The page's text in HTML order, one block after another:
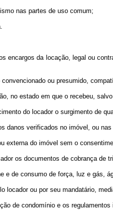
nas partes de uso comum;
encargos da locação, legal ou
ou presumido,
no estado em que o recebeu,
do locador o surgimento de
danos verificados no imóvel, ou
externa do imóvel sem o
os documentos de cobrança de
e de consumo de força, luz e gás,
locador ou por seu mandatário,
de condomínio e os regulamentos